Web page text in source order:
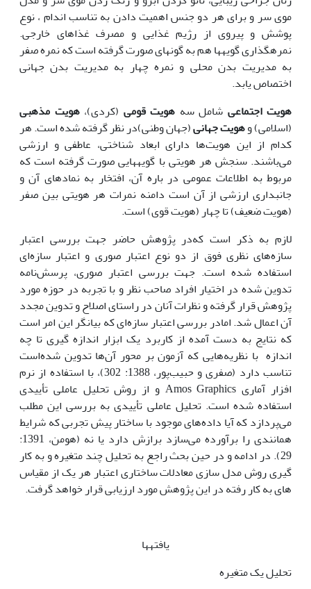
موی سر و برای هر دو جنس اهمیت دادن به تناسب اندام ، نوع
پوشش و پیروی از رژیم غذایی و مصرف غذاهای خارجی.
نمره‏گذاری گویه‏ها هم به گونه‏‏ای صورت گرفته است که نمره صفر
به مدیریت بدن محلی و نمره چهار به مدیریت بدن جهانی
اختصاص یابد.
هویت اجتماعی شامل سه هویت قومی (کردی)،هویت مذهبی
(اسلامی) وهویت جهانی‌ (جهان وطنی)در نظر گرفته شده‌ است. هر
کدام از این هویت‌ها دارای ابعاد شناختی، عاطفی و ارزشی
می‌‌باشند. سنجش هر هویتی با گویه‏هایی صورت گرفته ‌است که
مربوط به اطلاعات عمومی در باره آن، افتخار به نمادهای آن و
جانبداری ارزشی از آن است دامنه نمرات هر هویتی بین صفر
(هویت ضعیف) تا چهار (هویت قوی) است.
لازم به ذکر است که‌در پژوهش حاضر جهت بررسی اعتبار
سازه‌های نظری فوق از دو نوع اعتبار صوری و اعتبار سازه‌ای
استفاده شده است. جهت بررسی اعتبار صوری، پرسش‌نامه
تدوین شده در اختیار افراد صاحب نظر و با تجربه در حوزه مورد
پژوهش قرار گرفته و نظرات آنان در راستای اصلاح و تدوین مجدد
آن اعمال شد. امادر بررسی اعتبار سازه‌ای که بیانگر این امر است
که نتایج به دست آمده از کاربرد یک ابزار اندازه گیری تا چه
اندازه با نظریه‌هایی که آزمون بر محور آن‌ها تدوین شده‌است
تناسب دارد (صفری و حبیب‌پور، 1388: 302)، با استفاده از نرم
افزار آماری Amos Graphics و از روش تحلیل عاملی تأییدی
استفاده شده است. تحلیل عاملی تأییدی به بررسی این مطلب
می‌پردازد که آیا داده‌های موجود با ساختار پیش تجربی که شرایط
همانندی را برآورده می‌سازد برازش دارد یا نه (هومن، 1391:
29). در ادامه و در حین بحث راجع به تحلیل چند متغیره و به کار
گیری روش مدل سازی معادلات ساختاری اعتبار هر یک از مقیاس
های به کار رفته در این پژوهش مورد ارزیابی قرار خواهد گرفت.
یافته‏ها
تحلیل یک متغیره